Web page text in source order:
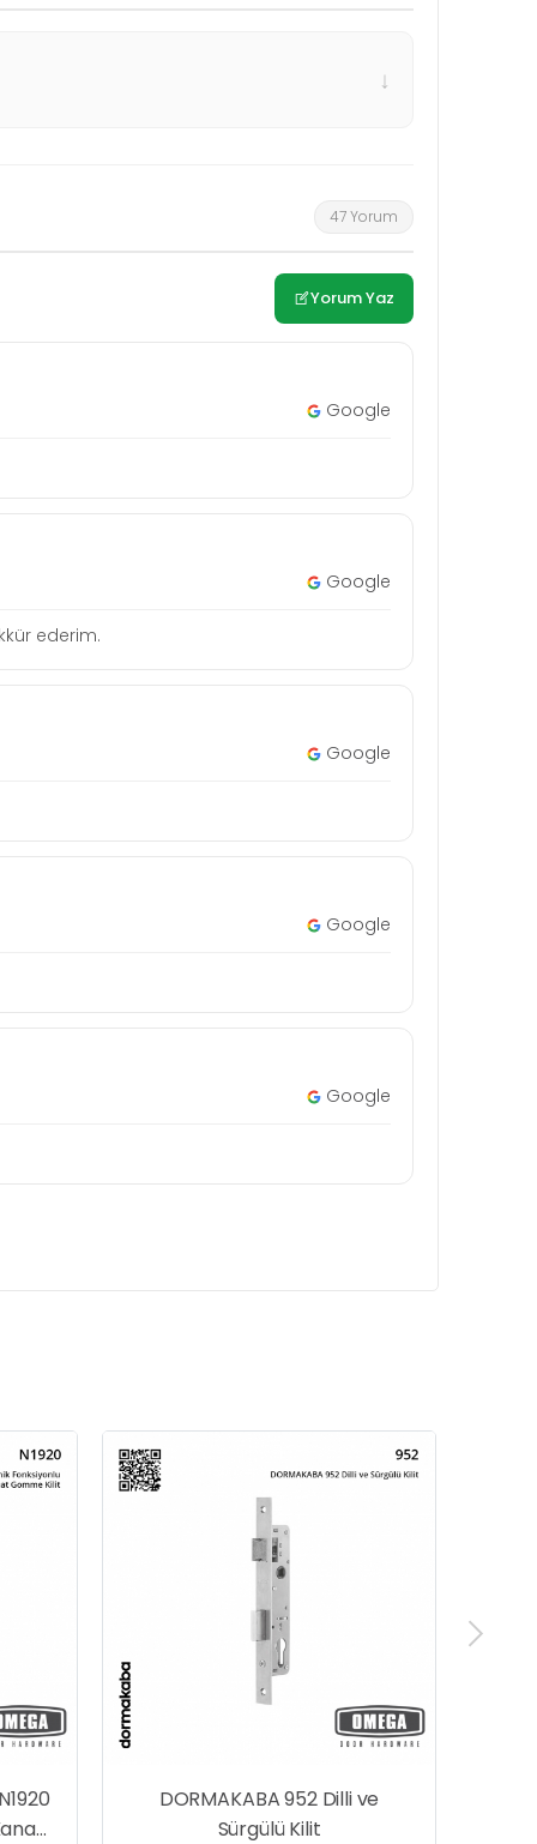
↓
47 Yorum
Yorum Yaz
Google
Google
ederim.
Google
Google
Google
DORMAKABA 952 Dilli ve
Sürgülü Kilit